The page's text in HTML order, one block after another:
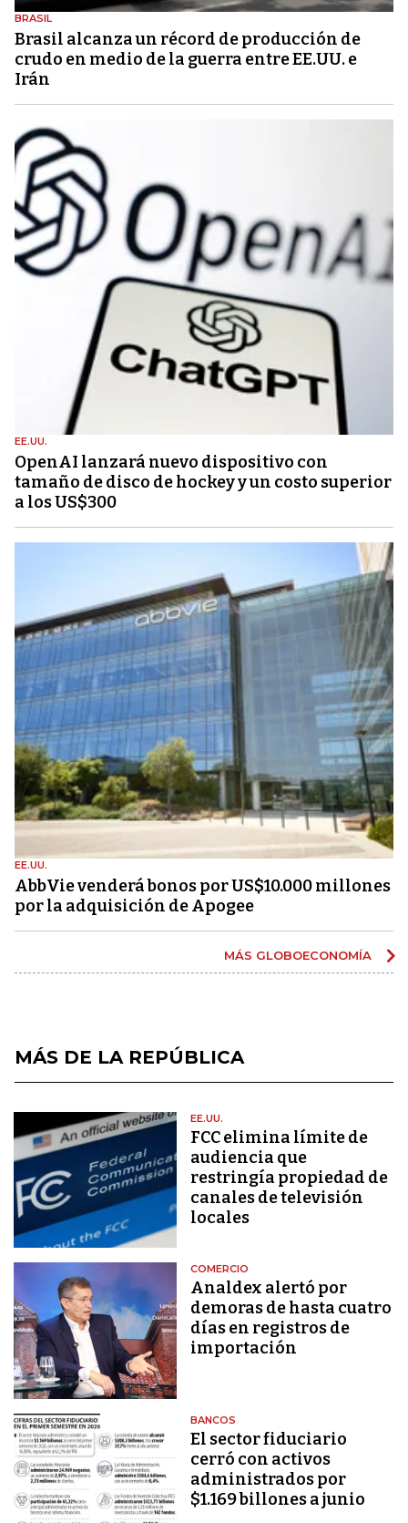
BRASIL
Brasil alcanza un récord de producción de
crudo en medio de la guerra entre EE.UU. e
Irán
EE.UU.
OpenAI lanzará nuevo dispositivo con
tamaño de disco de hockey y un costo superior
a los US$300
EE.UU.
AbbVie venderá bonos por US$10.000 millones
por la adquisición de Apogee
MÁS GLOBOECONOMÍA
MÁS DE LA REPÚBLICA
EE.UU.
FCC elimina límite de
audiencia que
restringía propiedad de
canales de televisión
locales
COMERCIO
Analdex alertó por
demoras de hasta cuatro
días en registros de
importación
BANCOS
El sector fiduciario
cerró con activos
administrados por
$1.169 billones a junio